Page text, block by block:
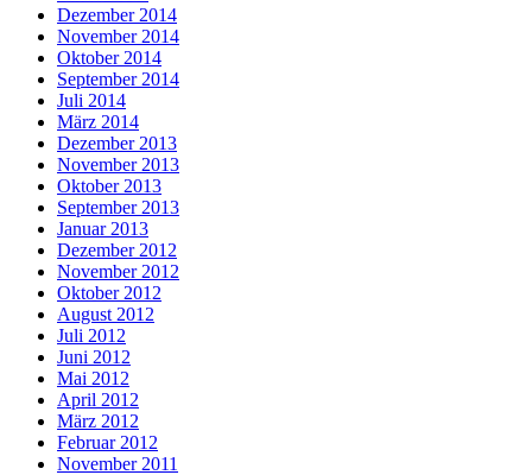
Dezember 2014
November 2014
Oktober 2014
September 2014
Juli 2014
März 2014
Dezember 2013
November 2013
Oktober 2013
September 2013
Januar 2013
Dezember 2012
November 2012
Oktober 2012
August 2012
Juli 2012
Juni 2012
Mai 2012
April 2012
März 2012
Februar 2012
November 2011